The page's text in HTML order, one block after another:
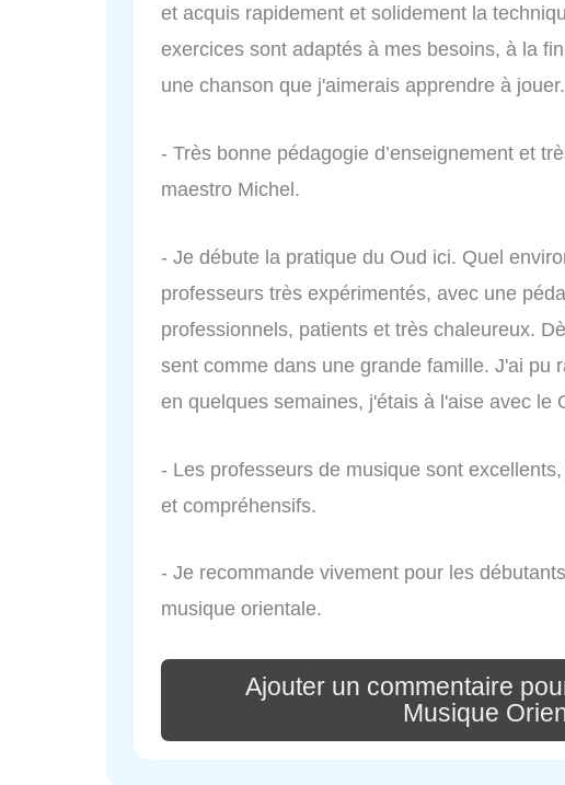
et acquis rapidement et solidement la
exercices sont adaptés à mes besoins, à la
une chanson que j'aimerais apprendre à jouer.
- Très bonne pédagogie d’enseignement et
maestro Michel.
- Je débute la pratique du Oud ici. Quel
professeurs très expérimentés, avec une
professionnels, patients et très chaleureux.
sent comme dans une grande famille. J'ai pu
en quelques semaines, j'étais à l'aise avec le
- Les professeurs de musique sont
et compréhensifs.
- Je recommande vivement pour les
musique orientale.
Ajouter un commentaire
Musique